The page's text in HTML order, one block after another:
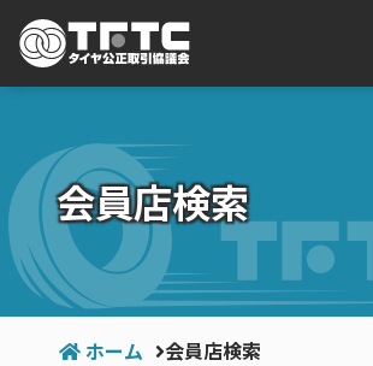
会員店検索
ホーム 会員店検索